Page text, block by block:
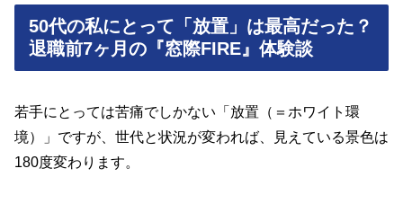
50代の私にとって「放置」は最高だった？
退職前7ヶ月の『窓際FIRE』体験談
若手にとっては苦痛でしかない「放置（＝ホワイト環
境）」ですが、世代と状況が変われば、見えている景色は
180度変わります。